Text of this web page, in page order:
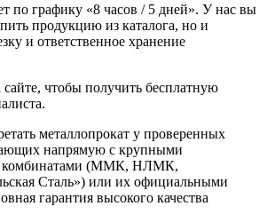
по графику «8 часов / 5 дней». У нас вы
продукцию из каталога, но и
и ответственное хранение
чтобы получить бесплатную
металлопрокат у проверенных
напрямую с крупными
комбинатами (ММК, НЛМК,
Сталь») или их официальными
гарантия высокого качества